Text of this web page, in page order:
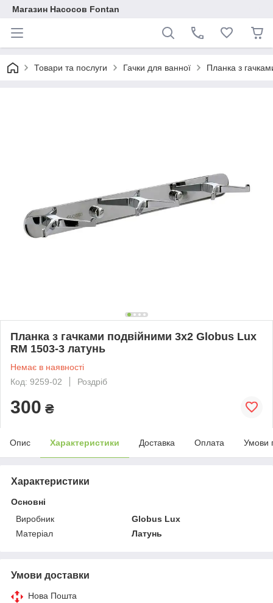
Магазин Насосов Fontan
Товари та послуги Гачки для ванної Планка з
Планка з гачками подвійними 3х2 Globus Lux
RM 1503-3 латунь
Немає в наявності
Код: 9259-02
Роздріб
300 ₴
Опис Характеристики Доставка Оплата Умови
Характеристики
Основні
Виробник
Globus Lux
Матеріал
Латунь
Умови доставки
Нова Пошта